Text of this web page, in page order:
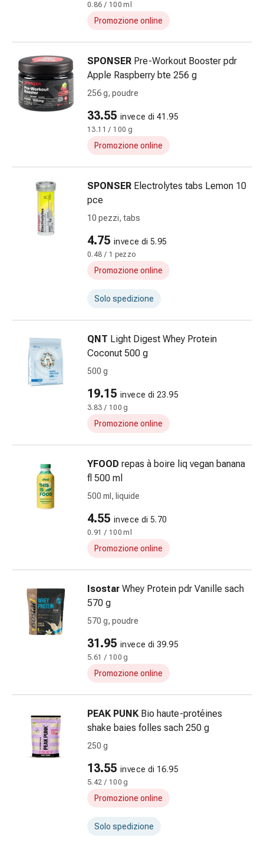
Dolore
all'orecchio
Infiammazione
oculare
Medicazioni
oftalmiche
Igiene
circolazione
e
vasi
sanguigni
Cuore
Calze
compressive
sostegno
Circolazione
sanguigna
Cessazione
Vene
Disturbi
cardiaci
Disturbi
memoria
concentrazione
Allergie
Antiallergico
e
intestino
Diarrea
Bruciore
stomaco
vomito
Digestione,
flatulenza
gonfiore
Costipazione
0.86 / 100 ml
Promozione online
SPONSER Pre-Workout Booster pdr
Apple Raspberry bte 256 g
256 g, poudre
33.55 invece di 41.95
13.11 / 100 g
Promozione online
SPONSER Electrolytes tabs Lemon 10
pce
10 pezzi, tabs
4.75 invece di 5.95
0.48 / 1 pezzo
Promozione online
Solo spedizione
QNT Light Digest Whey Protein
Coconut 500 g
500 g
19.15 invece di 23.95
3.83 / 100 g
Promozione online
YFOOD repas à boire liq vegan banana
fl 500 ml
500 ml, liquide
4.55 invece di 5.70
0.91 / 100 ml
Promozione online
Isostar Whey Protein pdr Vanille sach
570 g
570 g, poudre
31.95 invece di 39.95
5.61 / 100 g
Promozione online
PEAK PUNK Bio haute-protéines
shake baies folles sach 250 g
250 g
13.55 invece di 16.95
5.42 / 100 g
Promozione online
Solo spedizione